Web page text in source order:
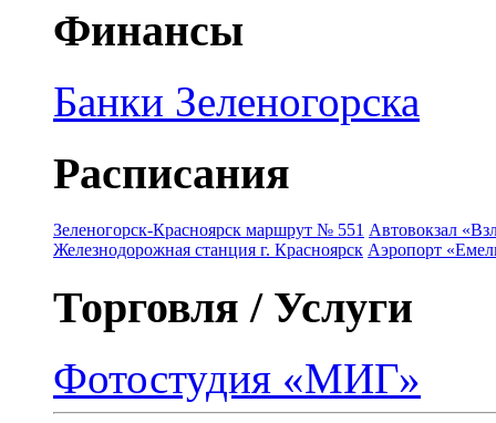
Финансы
Банки Зеленогорска
Расписания
Зеленогорск-Красноярск маршрут № 551 Автовокзал
Железнодорожная станция г. Красноярск Аэропорт
Торговля / Услуги
Фотостудия «МИГ»